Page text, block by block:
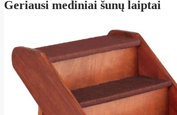
Geriausi mediniai šunų laiptai